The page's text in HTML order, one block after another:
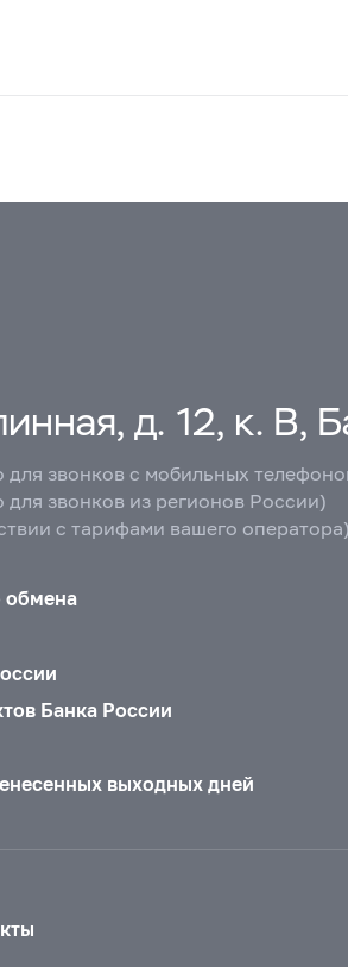
д. 12, к. В,
для звонков с мобильных
для звонков из регионов России)
с тарифами вашего оператора)
обмена
Банка России
выходных дней